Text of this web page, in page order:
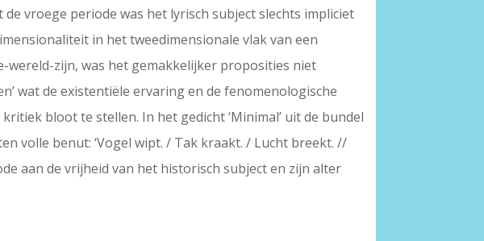
vroege periode was het lyrisch subject slechts impliciet
in het tweedimensionale vlak van een
wereld-zijn, was het gemakkelijker proposities niet
wat de existentiële ervaring en de fenomenologische
bloot te stellen. In het gedicht ‘Minimal’ uit de bundel
volle benut: ‘Vogel wipt. / Tak kraakt. / Lucht breekt. //
aan de vrijheid van het historisch subject en zijn alter